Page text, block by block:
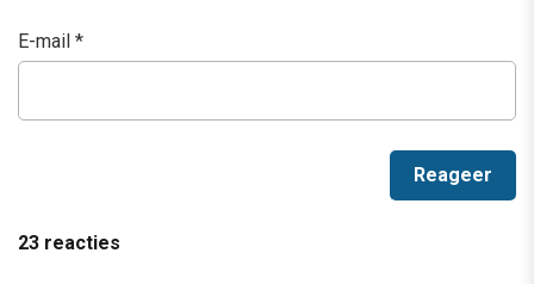
E-mail *
23 reacties